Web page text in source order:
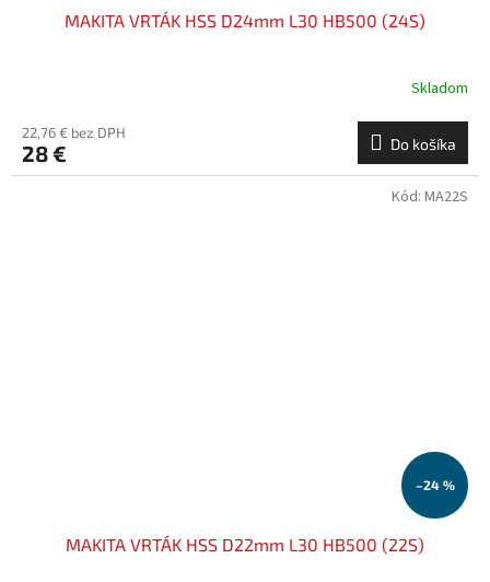
MAKITA VRTÁK HSS D24mm L30 HB500 (24S)
Skladom
22,76 € bez DPH
28 € Do košíka
–24 %
MAKITA VRTÁK HSS D22mm L30 HB500 (22S)
Kód: MA22S